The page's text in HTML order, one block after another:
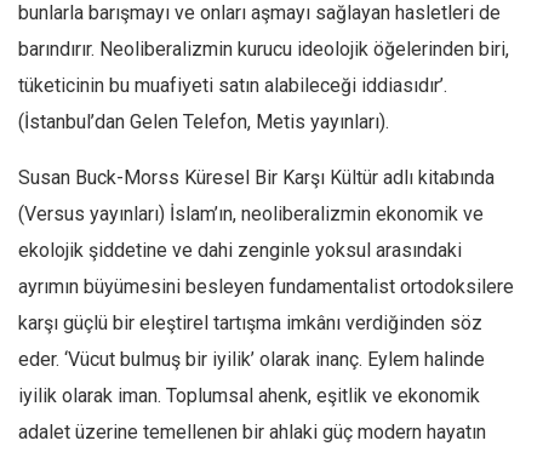
bunlarla barışmayı ve onları aşmayı sağlayan hasletleri de
barındırır. Neoliberalizmin kurucu ideolojik öğelerinden biri,
tüketicinin bu muafiyeti satın alabileceği iddiasıdır’.
(İstanbul’dan Gelen Telefon, Metis yayınları).
Susan Buck-Morss Küresel Bir Karşı Kültür adlı kitabında
(Versus yayınları) İslam’ın, neoliberalizmin ekonomik ve
ekolojik şiddetine ve dahi zenginle yoksul arasındaki
ayrımın büyümesini besleyen fundamentalist ortodoksilere
karşı güçlü bir eleştirel tartışma imkânı verdiğinden söz
eder. ‘Vücut bulmuş bir iyilik’ olarak inanç. Eylem halinde
iyilik olarak iman. Toplumsal ahenk, eşitlik ve ekonomik
adalet üzerine temellenen bir ahlaki güç modern hayatın